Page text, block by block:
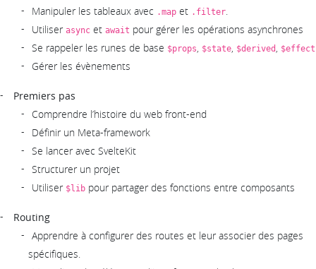
Manipuler les tableaux avec .map et .filter.
Utiliser async et await pour gérer les opérations asynchrones
Se rappeler les runes de base $props, $state, $derived , $effect
Gérer les évènements
Premiers pas
Comprendre l’histoire du web front-end
Définir un Meta-framework
Se lancer avec SvelteKit
Structurer un projet
Utiliser $lib pour partager des fonctions entre composants
Routing
Apprendre à configurer des routes et leur associer des pages
spécifiques.